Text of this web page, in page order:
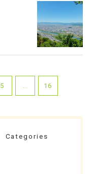
5 16
Categories